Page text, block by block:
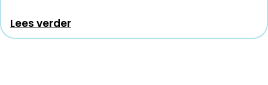
Lees verder